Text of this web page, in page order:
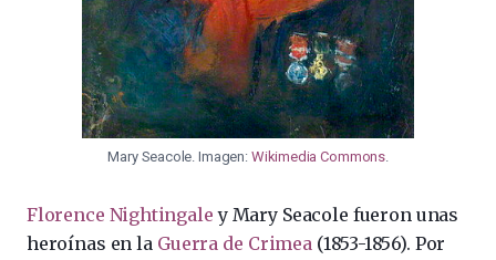
Mary Seacole. Imagen: Wikimedia Commons.
Florence Nightingale y Mary Seacole fueron unas
heroínas en la Guerra de Crimea(1853-1856). Por